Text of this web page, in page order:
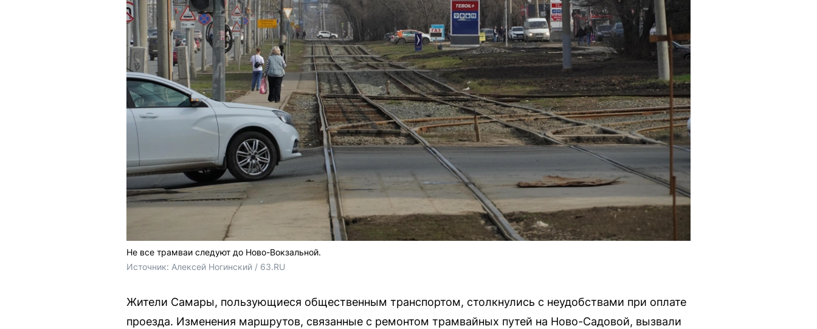
Не все трамваи следуют до Ново-Вокзальной.
Источник: Алексей Ногинский / 63.RU
Жители Самары, пользующиеся общественным транспортом, столкнулись с неудобствами при оплате
проезда. Изменения маршрутов, связанные с ремонтом трамвайных путей на Ново-Садовой, вызвали